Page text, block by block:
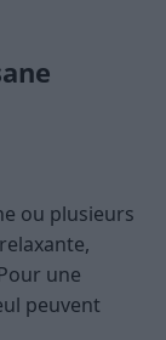
ou plusieurs
une
peuvent